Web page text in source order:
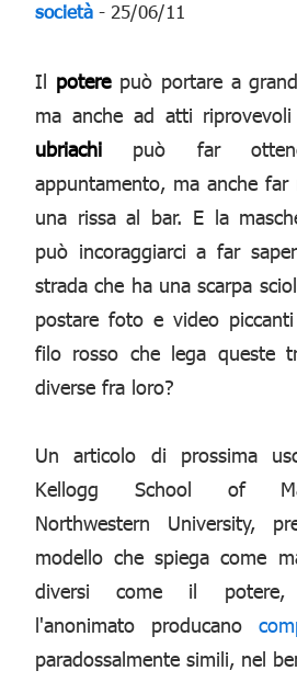
società - 25/06/11
Il poterepuò portare a
ma anche ad atti
ubriachi può far
appuntamento, ma anche
una rissa al bar. E la
può incoraggiarci a far
strada che ha una scarpa
postare foto e video
filo rosso che lega queste
diverse fra loro?
Un articolo di prossima
Kellogg School of
Northwestern University,
modello che spiega come
diversi come il potere,
l'anonimato producano
paradossalmente simili, nel